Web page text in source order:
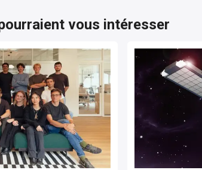
vous intéresser